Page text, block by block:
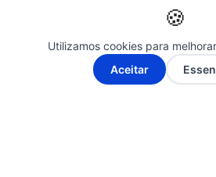
Bacia do Prata (Fonplata).
A Cofiex é responsável por
projetos e programas da
A- A+
🍪
Utilizamos cookies para
Aceitar